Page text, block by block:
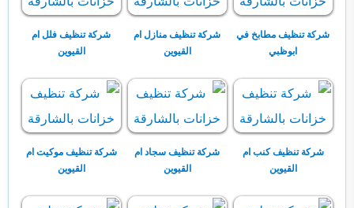
شركة تنظيف مطابخ في
ابوظبي
شركة تنظيف منازل ام
القيوين
شركة تنظيف فلل ام
القيوين
شركة تنظيف كنب ام
القيوين
شركة تنظيف سجاد ام
القيوين
شركة تنظيف موكيت ام
القيوين